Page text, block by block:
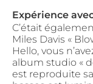
Expérience
C’était
Miles Davis «
Hello, vous
album studio «
est reproduite